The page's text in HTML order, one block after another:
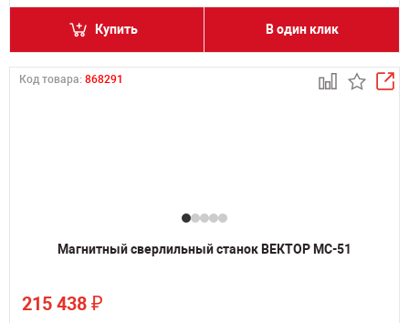
Купить В один клик
Код товара: 868291
Магнитный сверлильный станок ВЕКТОР МС-51
215 438 ₽